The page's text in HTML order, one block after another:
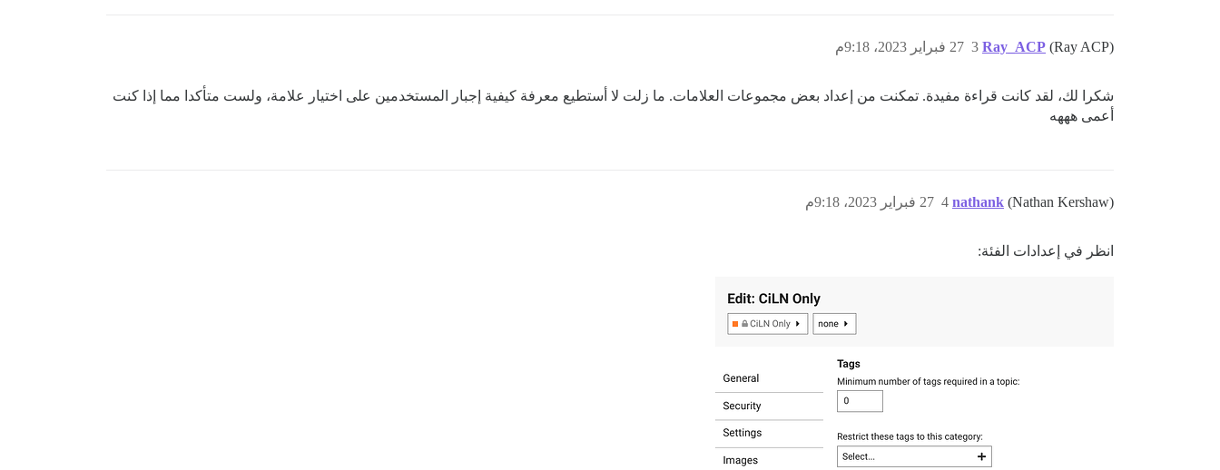
Ray_ACP (Ray ACP) 27 فبراير 2023، 9:18م 3
شكرا لك، لقد كانت قراءة مفيدة. تمكنت من إعداد بعض مجموعات العلامات. ما زلت لا أستطيع معرفة كيفية إجبار المستخدمين على اختيار علامة، ولست متأكدا مما إذا كنت
أعمى هههه
nathank (Nathan Kershaw) 27 فبراير 2023، 9:18م 4
انظر في إعدادات الفئة: